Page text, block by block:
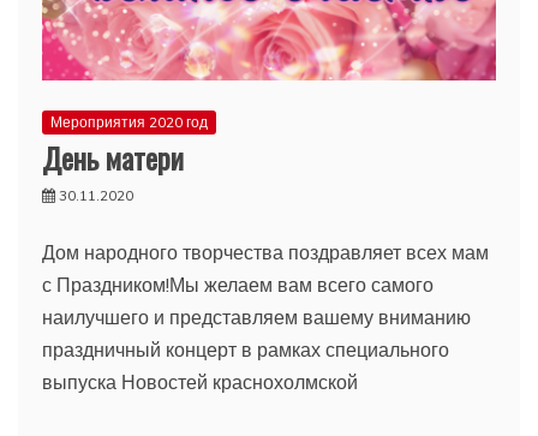
Мероприятия 2020 год
День матери
30.11.2020
Дом народного творчества поздравляет всех мам
с Праздником!Мы желаем вам всего самого
наилучшего и представляем вашему вниманию
праздничный концерт в рамках специального
выпуска Новостей краснохолмской